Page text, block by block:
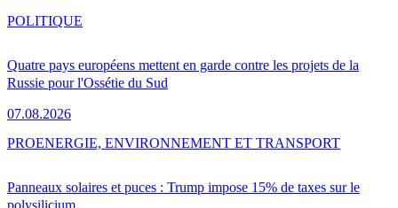
Quatre pays européens mettent en garde contre les projets de la
Russie pour l'Ossétie du Sud
07.08.2026
POLITIQUE
Panneaux solaires et puces : Trump impose 15% de taxes sur le
polysilicium
PROENERGIE, ENVIRONNEMENT ET TRANSPORT